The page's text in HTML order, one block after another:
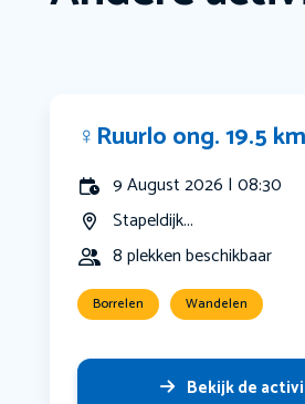
‍♀️Ruurlo ong. 19.5 km
9 August 2026 | 08:30
Stapeldijk...
8 plekken beschikbaar
Borrelen Wandelen
Bekijk de